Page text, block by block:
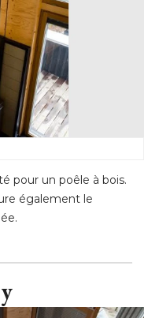
pour un poêle à bois.
également le